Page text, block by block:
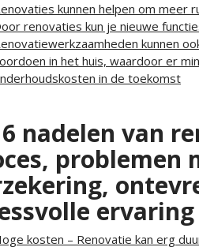
kunnen helpen om meer
renovaties kun je nieuwe
kunnen
in het huis, waardoor er
in de toekomst
6 nadelen van
problemen
ervaring
kosten – Renovatie kan erg